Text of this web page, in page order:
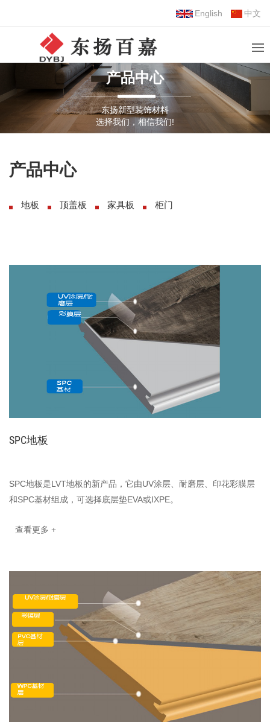
English 中文
产品中心
东扬新型装饰材料
选择我们，相信我们!
产品中心
地板 顶盖板 家具板 柜门
SPC地板
SPC地板是LVT地板的新产品，它由UV涂层、耐磨层、印花彩膜层
和SPC基材组成，可选择底层垫EVA或IXPE。
查看更多 +